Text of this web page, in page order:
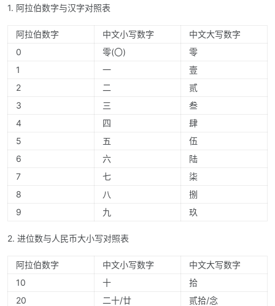
1. 阿拉伯数字与汉字对照表
阿拉伯数字 中文小写数字
中文大写数字
0
零(〇)
零
1
一
壹
2
二
贰
3
三
叁
4
四
肆
5
五
伍
6
六
陆
7
七
柒
8
八
捌
9
九 玖
2. 进位数与人民币大小写对照表
阿拉伯数字 中文小写数字
中文大写数字
10
十
拾
20
二十/廿
贰拾/念